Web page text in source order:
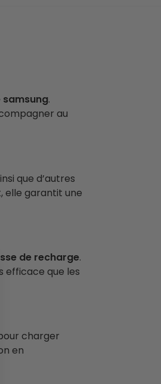
.
au
que d’autres
elle garantit une
de recharge.
efficace que les
charger
en